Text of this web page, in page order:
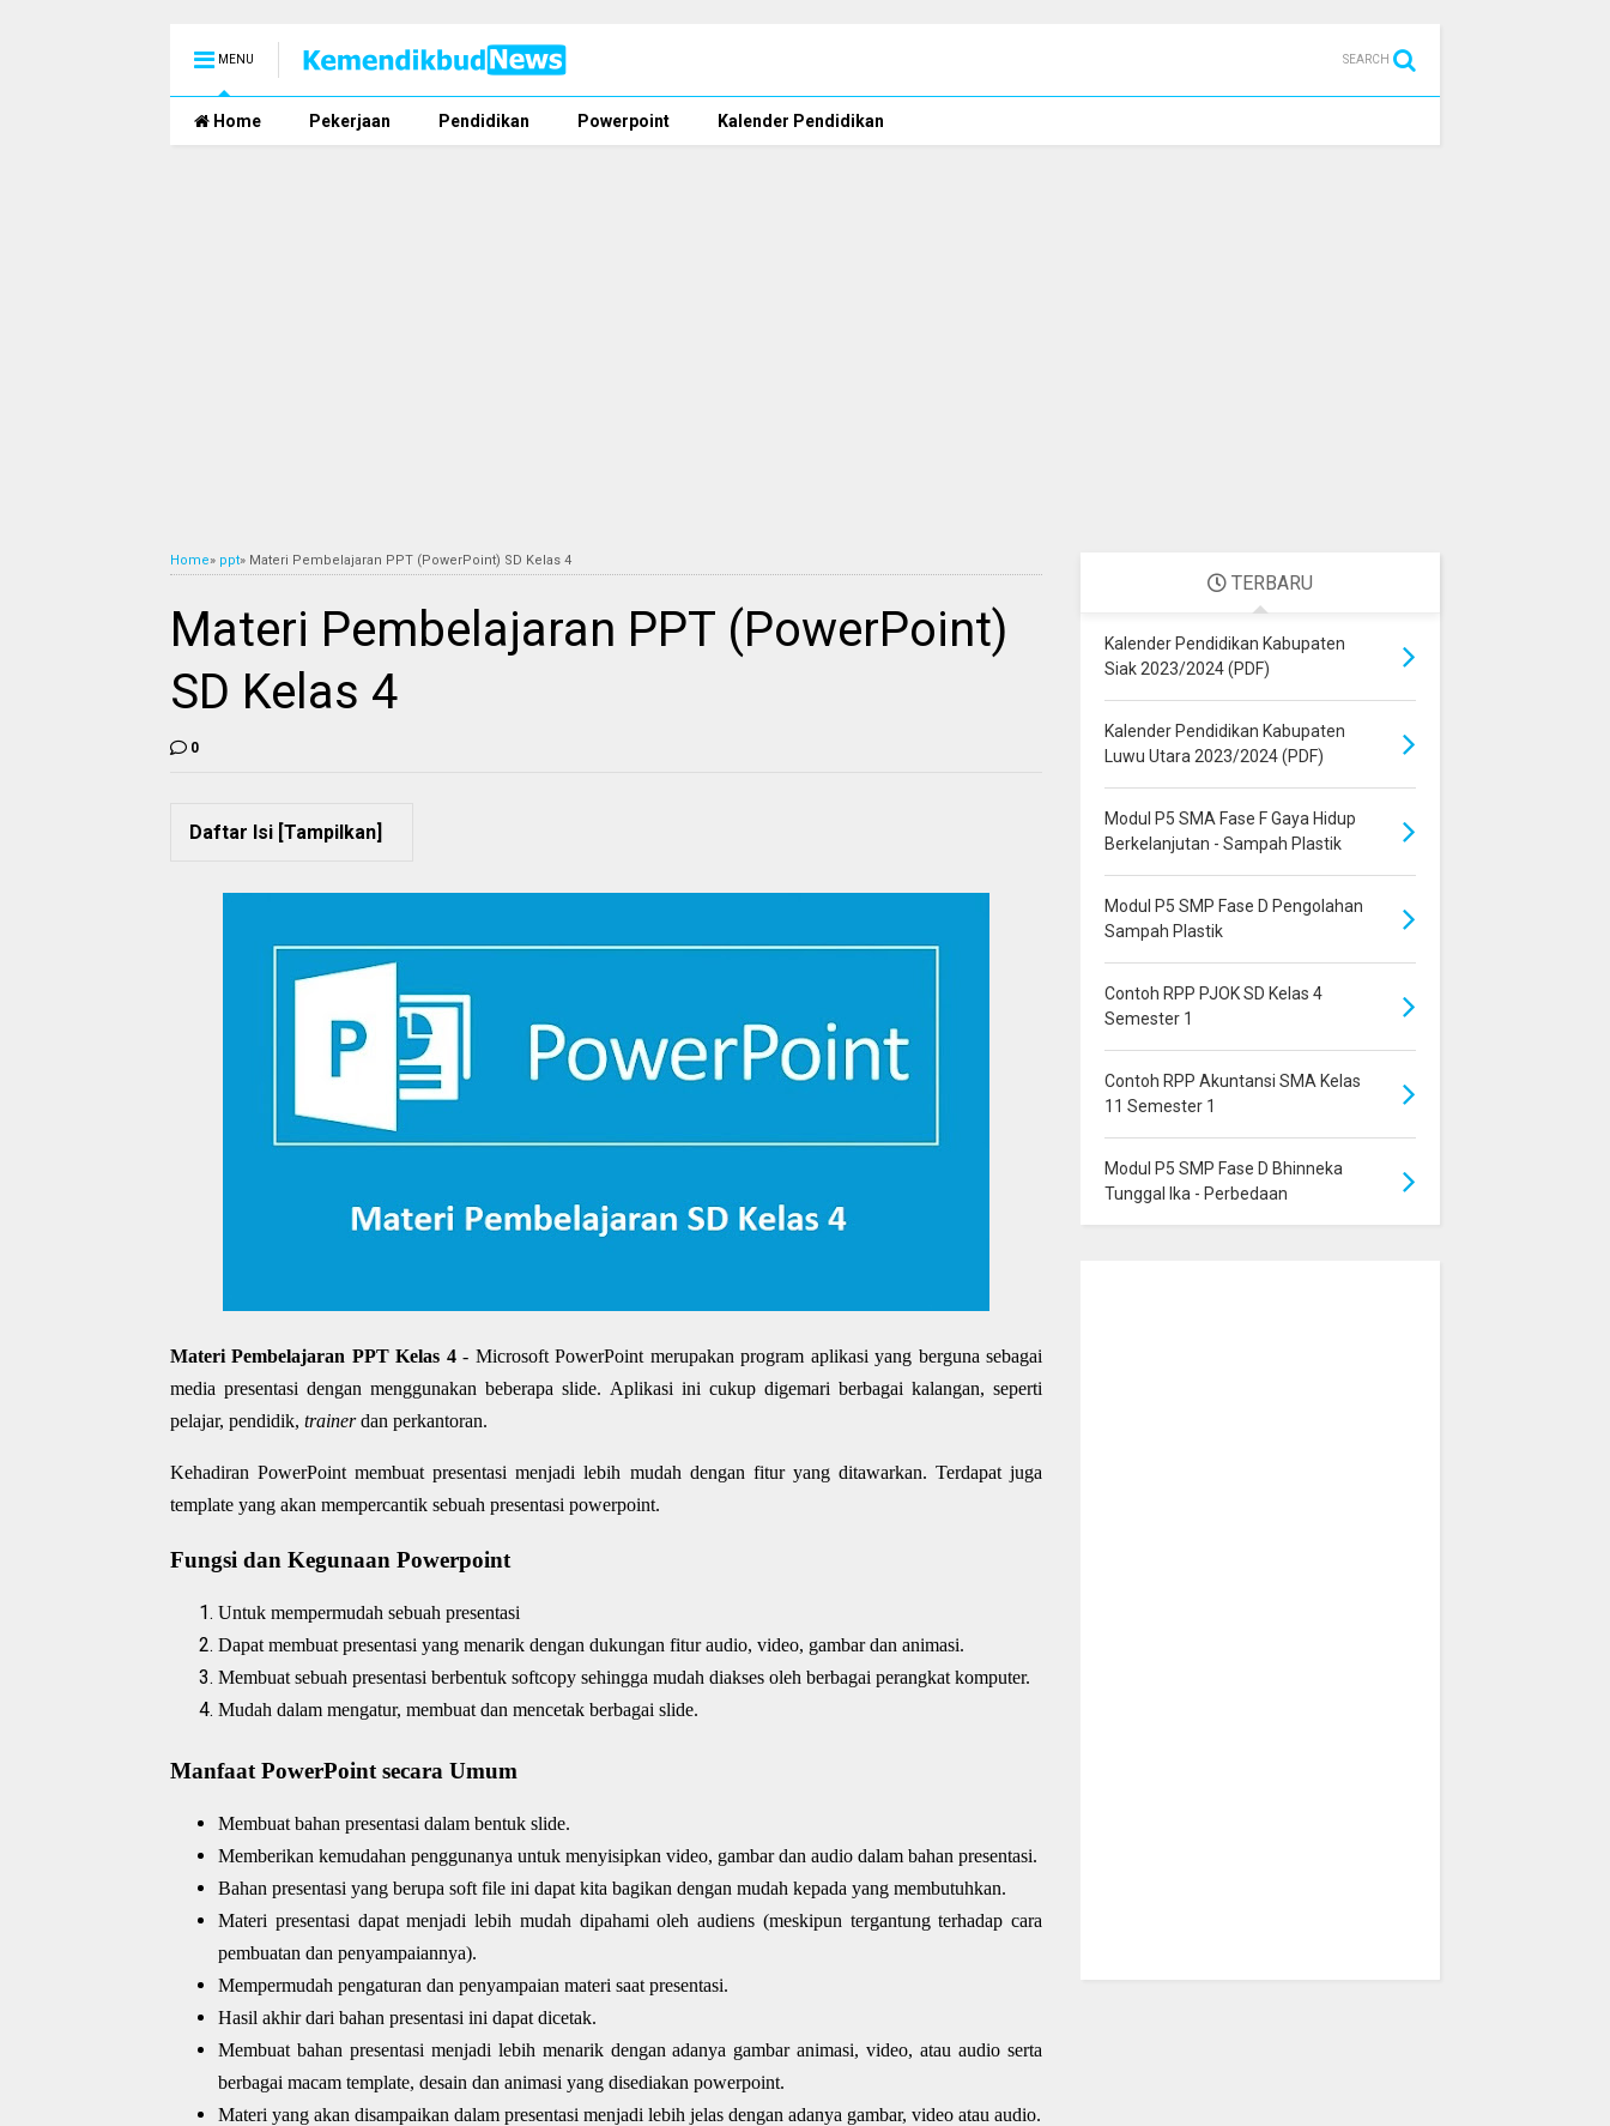
MENU SEARCH
Home Pekerjaan Pendidikan Powerpoint Kalender Pendidikan
Home» ppt» Materi Pembelajaran PPT (PowerPoint) SD Kelas 4
Materi Pembelajaran PPT (PowerPoint)
SD Kelas 4
0
Daftar Isi [Tampilkan]
Materi Pembelajaran PPT Kelas 4 - Microsoft PowerPoint merupakan program aplikasi yang berguna sebagai
media presentasi dengan menggunakan beberapa slide. Aplikasi ini cukup digemari berbagai kalangan, seperti
pelajar, pendidik, trainer dan perkantoran.
Kehadiran PowerPoint membuat presentasi menjadi lebih mudah dengan fitur yang ditawarkan. Terdapat juga
template yang akan mempercantik sebuah presentasi powerpoint.
Fungsi dan Kegunaan Powerpoint
Untuk mempermudah sebuah presentasi
Dapat membuat presentasi yang menarik dengan dukungan fitur audio, video, gambar dan animasi.
Membuat sebuah presentasi berbentuk softcopy sehingga mudah diakses oleh berbagai perangkat komputer.
Mudah dalam mengatur, membuat dan mencetak berbagai slide.
Manfaat PowerPoint secara Umum
Membuat bahan presentasi dalam bentuk slide.
Memberikan kemudahan penggunanya untuk menyisipkan video, gambar dan audio dalam bahan presentasi.
Bahan presentasi yang berupa soft file ini dapat kita bagikan dengan mudah kepada yang membutuhkan.
Materi presentasi dapat menjadi lebih mudah dipahami oleh audiens (meskipun tergantung terhadap cara
pembuatan dan penyampaiannya).
Mempermudah pengaturan dan penyampaian materi saat presentasi.
Hasil akhir dari bahan presentasi ini dapat dicetak.
Membuat bahan presentasi menjadi lebih menarik dengan adanya gambar animasi, video, atau audio serta
berbagai macam template, desain dan animasi yang disediakan powerpoint.
Materi yang akan disampaikan dalam presentasi menjadi lebih jelas dengan adanya gambar, video atau audio.
TERBARU
Kalender Pendidikan Kabupaten
Siak 2023/2024 (PDF)
Kalender Pendidikan Kabupaten
Luwu Utara 2023/2024 (PDF)
Modul P5 SMA Fase F Gaya Hidup
Berkelanjutan - Sampah Plastik
Modul P5 SMP Fase D Pengolahan
Sampah Plastik
Contoh RPP PJOK SD Kelas 4
Semester 1
Contoh RPP Akuntansi SMA Kelas
11 Semester 1
Modul P5 SMP Fase D Bhinneka
Tunggal Ika - Perbedaan